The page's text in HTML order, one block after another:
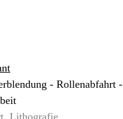
- Rollenabfahrt -